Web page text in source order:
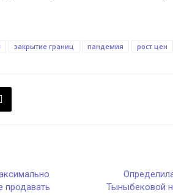
закрытие границ пандемия рост цен
продавать
Тыныбековой